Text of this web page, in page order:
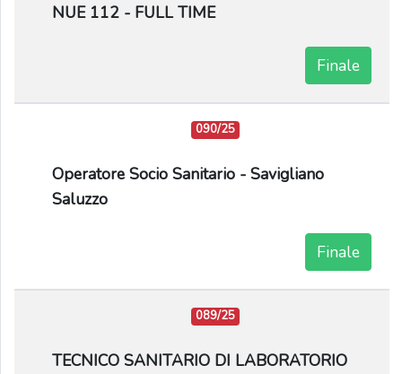
NUE 112 - FULL TIME
Finale
090/25
Operatore Socio Sanitario - Savigliano
Saluzzo
Finale
089/25
TECNICO SANITARIO DI LABORATORIO